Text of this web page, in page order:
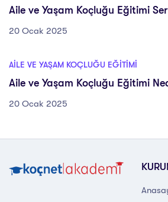
Aile ve Yaşam Koçluğu Eğitimi
20 Ocak 2025
AILE VE YAŞAM KOÇLUĞU EĞITIMI
Aile ve Yaşam Koçluğu Eğitimi
20 Ocak 2025